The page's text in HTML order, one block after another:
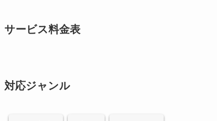
サービス料金表
対応ジャンル